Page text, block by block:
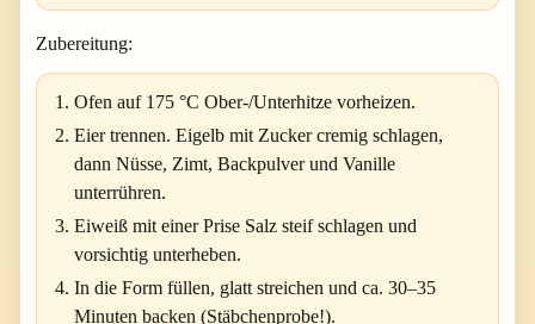
Zubereitung:
Ofen auf 175 °C Ober-/Unterhitze vorheizen.
Eier trennen. Eigelb mit Zucker cremig schlagen,
dann Nüsse, Zimt, Backpulver und Vanille
unterrühren.
Eiweiß mit einer Prise Salz steif schlagen und
vorsichtig unterheben.
In die Form füllen, glatt streichen und ca. 30–35
Minuten backen (Stäbchenprobe!).